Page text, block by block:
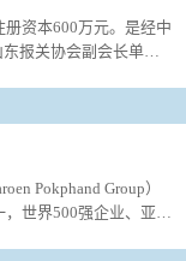
资本600万元。是经中
报关协会副会长单
世界500强企业、亚洲